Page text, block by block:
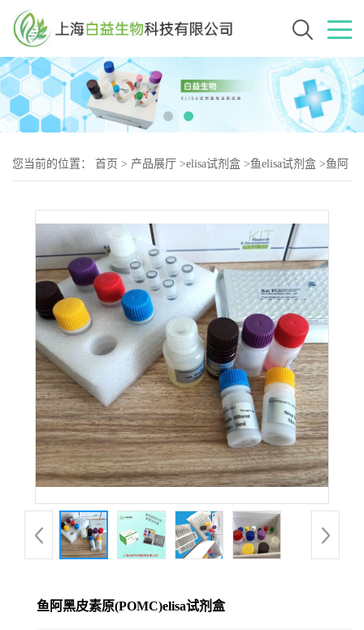
您当前的位置： 首页 > 产品展厅 >elisa试剂盒 >鱼elisa试剂盒 >鱼阿
鱼阿黑皮素原(POMC)elisa试剂盒